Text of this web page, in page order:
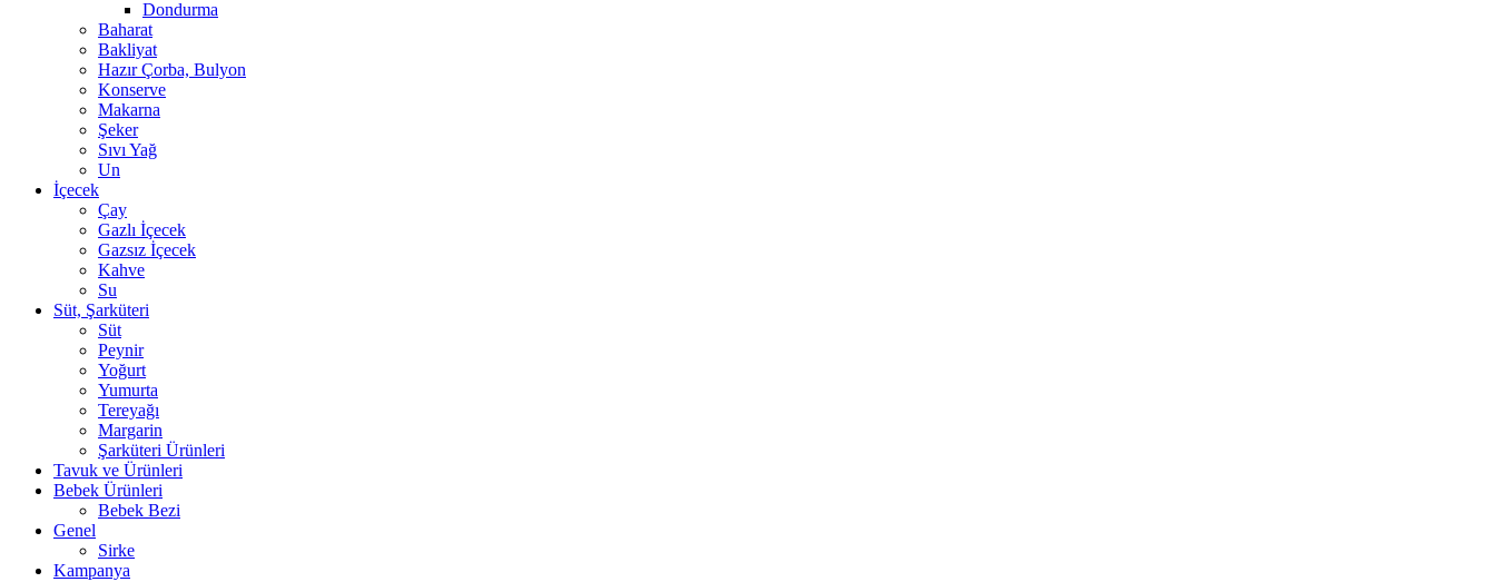
Dondurma
Baharat
Bakliyat
Hazır Çorba, Bulyon
Konserve
Makarna
Şeker
Sıvı Yağ
Un
İçecek
Çay
Gazlı İçecek
Gazsız İçecek
Kahve
Su
Süt, Şarküteri
Süt
Peynir
Yoğurt
Yumurta
Tereyağı
Margarin
Şarküteri Ürünleri
Tavuk ve Ürünleri
Bebek Ürünleri
Bebek Bezi
Genel
Sirke
Kampanya